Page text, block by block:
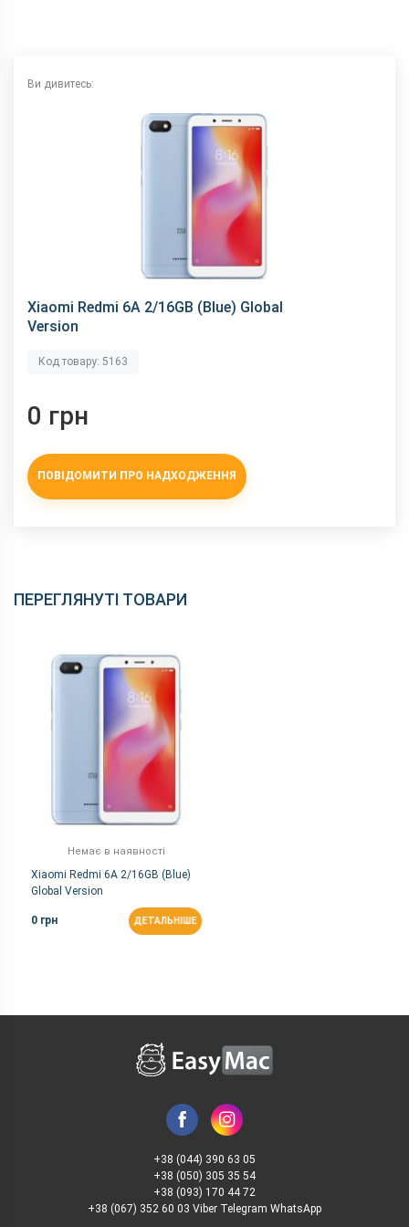
Характеристики та комплектацію товару виробник може
Ви дивитесь:
Xiaomi Redmi 6A 2/16GB (Blue) Global
Version
Код товару: 5163
0 грн
ПОВІДОМИТИ ПРО НАДХОДЖЕННЯ
ПЕРЕГЛЯНУТІ ТОВАРИ
Немає в наявності
Xiaomi Redmi 6A 2/16GB (Blue)
Global Version
0 грн ДЕТАЛЬНІШЕ
+38 (044) 390 63 05
+38 (050) 305 35 54
+38 (093) 170 44 72
+38 (067) 352 60 03 Viber Telegram WhatsApp